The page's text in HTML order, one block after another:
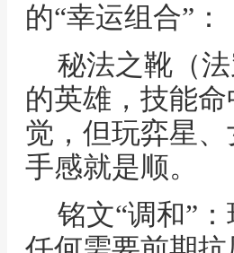
的“幸运组合”：
秘法之靴（
的英雄，技能
觉，但玩弈星
手感就是顺。
铭文“调和”